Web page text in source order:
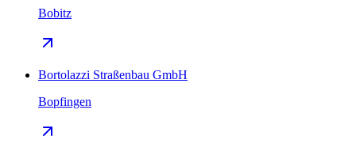
Bobitz
Bortolazzi Straßenbau GmbH
Bopfingen